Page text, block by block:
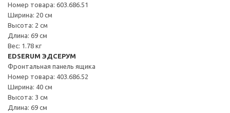
Номер товара: 603.686.51
Ширина: 20 см
Высота: 2 см
Длина: 69 см
Вес: 1.78 кг
EDSERUM ЭДСЕРУМ
Фронтальная панель ящика
Номер товара: 403.686.52
Ширина: 40 см
Высота: 3 см
Длина: 69 см